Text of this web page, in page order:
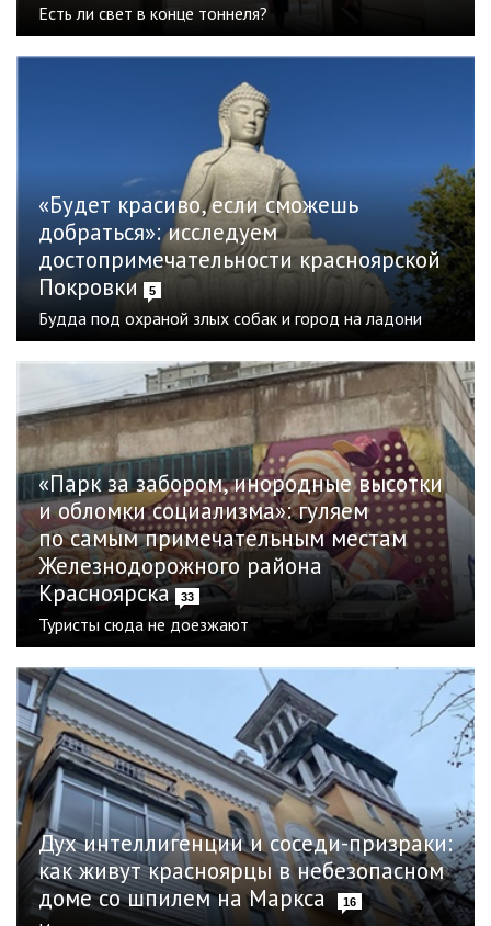
Есть ли свет в конце тоннеля?
«Будет красиво, если сможешь
добраться»: исследуем
достопримечательности красноярской
Покровки
5
Будда под охраной злых собак и город на ладони
«Парк за забором, инородные высотки
и обломки социализма»: гуляем
по самым примечательным местам
Железнодорожного района
Красноярска
33
Туристы сюда не доезжают
Дух интеллигенции и соседи-призраки:
как живут красноярцы в небезопасном
доме со шпилем на Маркса
16